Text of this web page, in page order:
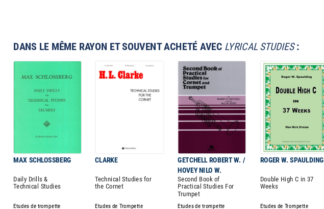
DANS LE MÊME RAYON ET SOUVENT ACHETÉ AVEC LYRICAL STUDIES:
MAX SCHLOSSBERG CLARKE
GETCHELL ROBERT W. /
HOVEY NILO W.
ROGER W. SPAULDING
Daily Drills &
Technical Studies
Technical Studies for
the Cornet
Second Book of
Practical Studies For
Trumpet
Double High C in 37
Weeks
Etudes de trompette Etudes de Trompette Etudes de trompette Etudes de Trompette